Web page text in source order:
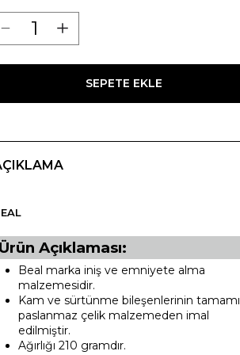
SEPETE EKLE
Açıklaması:
Beal marka iniş ve emniyete alma
malzemesidir.
Kam ve sürtünme bileşenlerinin tamamı
paslanmaz çelik malzemeden imal
edilmiştir.
Ağırlığı 210 gramdır.